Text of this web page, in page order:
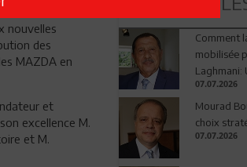
nouvelles
des
MAZDA en
et
excellence M.
et M.
Comment
mobilisée
Laghmani:
07.07.2026
Mourad
choix
07.07.2026